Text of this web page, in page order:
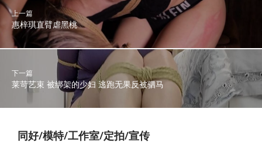
上一篇
惠梓琪直臂虐黑桃
下一篇
莱苛艺束 被绑架的少妇 逃跑无果反被驷马
同好/模特/工作室/定拍/宣传